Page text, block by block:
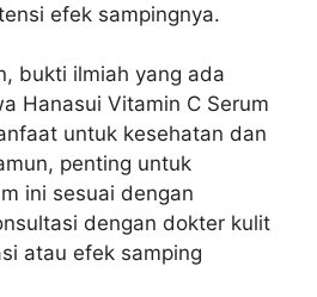
efek sampingnya.
bukti ilmiah yang ada
Hanasui Vitamin C Serum
untuk kesehatan dan
penting untuk
ini sesuai dengan
dengan dokter kulit
atau efek samping